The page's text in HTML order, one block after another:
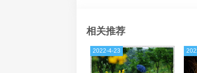
相关推荐
2022-4-23